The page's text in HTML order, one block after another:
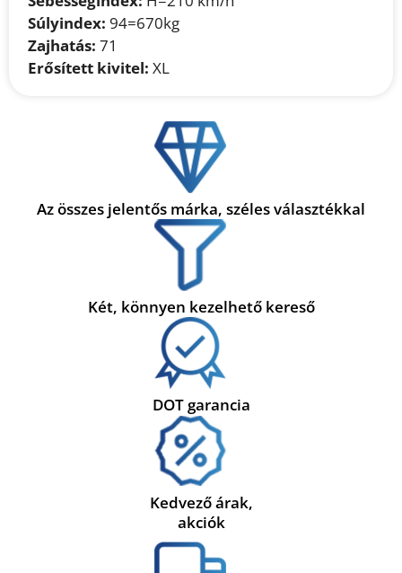
Súlyindex: 94=670kg
Zajhatás: 71
Erősített kivitel: XL
Az összes jelentős márka, széles választékkal
Két, könnyen kezelhető kereső
DOT garancia
Kedvező árak,
akciók